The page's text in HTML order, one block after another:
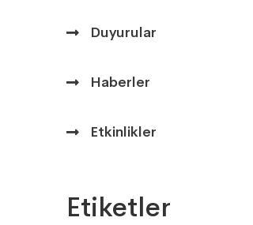
Duyurular
Haberler
Etkinlikler
Etiketler